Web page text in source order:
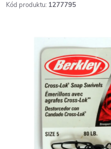
Kód produktu: 1277795